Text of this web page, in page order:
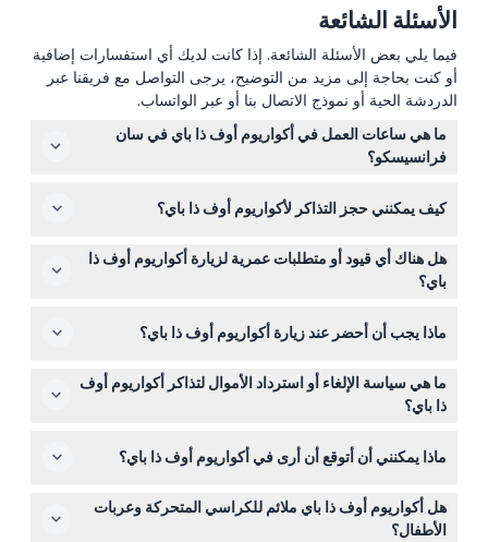
الأسئلة الشائعة
فيما يلي بعض الأسئلة الشائعة. إذا كانت لديك أي استفسارات إضافية
أو كنت بحاجة إلى مزيد من التوضيح، يرجى التواصل مع فريقنا عبر
الدردشة الحية أو نموذج الاتصال بنا أو عبر الواتساب.
ما هي ساعات العمل في أكواريوم أوف ذا باي في سان
فرانسيسكو؟
مساءً، مع آخر دخول في الساعة 4:30 مساءً. يُغلق يوم عيدكيف يمكنني حجز التذاكر لأكواريوم أوف ذا باي؟
يمكنك حجز تذاكرك بسهولة عبر الإنترنت هنا على هذا الموقع.
فقط اختر التاريخ والوقت المفضلين، تحقق من التوافر، وأتمم
عملية الشراء.
هل هناك أي قيود أو متطلبات عمرية لزيارة أكواريوم أوف ذا
باي؟
الأطفال تحت 16 سنة برفقة بالغ يدفع. إنه معلم مناسب للعائلات
ماذا يجب أن أحضر عند زيارة أكواريوم أوف ذا باي؟
احضر حذاء مريح وكاميرا لالتقاط روائع الحياة تحت الماء. إذا
أردت معرفة المزيد، جهز بعض الأسئلة لخبراء الطبيعة في
الموقع!
ما هي سياسة الإلغاء أو استرداد الأموال لتذاكر أكواريوم أوف
ذا باي؟
استخدامها في التاريخ والوقت المحجوز.
ماذا يمكنني أن أتوقع أن أرى في أكواريوم أوف ذا باي؟
سوف تستكشف ثلاث مناطق مائية تضم أكثر من 24,000
حيوان بما في ذلك القروش، والراي، والأخطبوطات، وثعالب
هل أكواريوم أوف ذا باي ملائم للكراسي المتحركة وعربات
الأطفال؟